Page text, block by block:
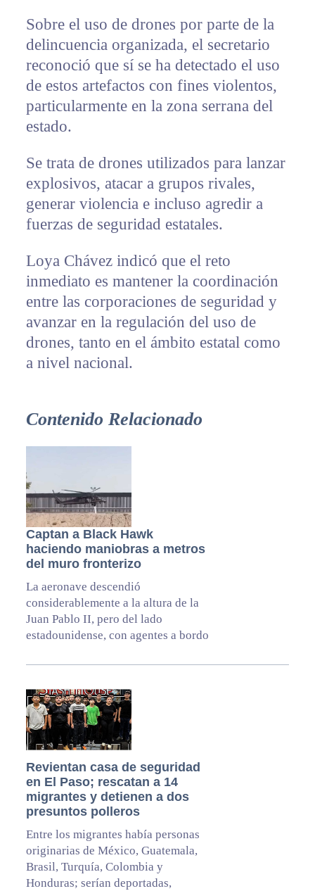
Sobre el uso de drones por parte de la
delincuencia organizada, el secretario
reconoció que sí se ha detectado el uso
de estos artefactos con fines violentos,
particularmente en la zona serrana del
estado.
Se trata de drones utilizados para lanzar
explosivos, atacar a grupos rivales,
generar violencia e incluso agredir a
fuerzas de seguridad estatales.
Loya Chávez indicó que el reto
inmediato es mantener la coordinación
entre las corporaciones de seguridad y
avanzar en la regulación del uso de
drones, tanto en el ámbito estatal como
a nivel nacional.
Contenido Relacionado
Captan a Black Hawk
haciendo maniobras a metros
del muro fronterizo
La aeronave descendió
considerablemente a la altura de la
Juan Pablo II, pero del lado
estadounidense, con agentes a bordo
Revientan casa de seguridad
en El Paso; rescatan a 14
migrantes y detienen a dos
presuntos polleros
Entre los migrantes había personas
originarias de México, Guatemala,
Brasil, Turquía, Colombia y
Honduras; serían deportadas,